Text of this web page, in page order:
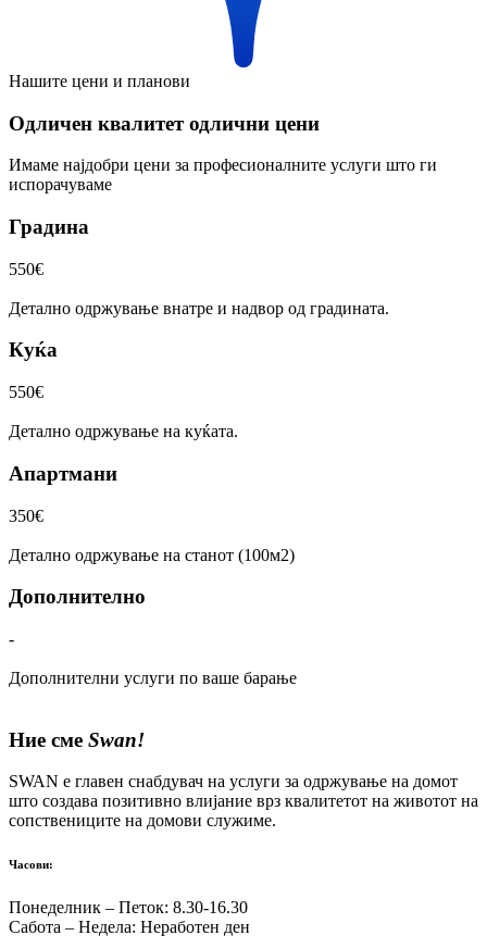
Нашите цени и планови
Одличен квалитет одлични цени
Имаме најдобри цени за професионалните услуги што ги
испорачуваме
Градина
550€
Детално одржување внатре и надвор од градината.
Куќа
550€
Детално одржување на куќата.
Апартмани
350€
Детално одржување на станот (100м2)
Дополнително
-
Дополнителни услуги по ваше барање
Ние сме Swan!
SWAN е главен снабдувач на услуги за одржување на домот
што создава позитивно влијание врз квалитетот на животот на
сопствениците на домови служиме.
Часови:
Понеделник – Петок: 8.30-16.30
Сабота – Недела: Неработен ден